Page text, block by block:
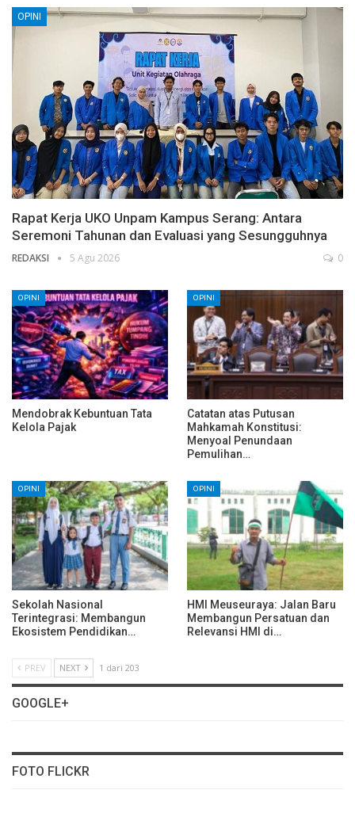
OPINI
Rapat Kerja UKO Unpam Kampus Serang: Antara
Seremoni Tahunan dan Evaluasi yang Sesungguhnya
REDAKSI 5 Agu 2026 0
OPINI
Mendobrak Kebuntuan Tata
Kelola Pajak
OPINI
Catatan atas Putusan
Mahkamah Konstitusi:
Menyoal Penundaan
Pemulihan…
OPINI
Sekolah Nasional
Terintegrasi: Membangun
Ekosistem Pendidikan…
OPINI
HMI Meuseuraya: Jalan Baru
Membangun Persatuan dan
Relevansi HMI di…
PREV NEXT 1 dari 203
GOOGLE+
FOTO FLICKR